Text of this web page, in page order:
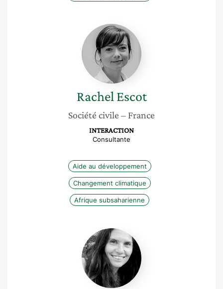
Rachel
Escot
Rachel Escot
Société civile – France
INTERACTION
Consultante
Aide au développement
Changement climatique
Afrique subsaharienne
Johanne
Pabion